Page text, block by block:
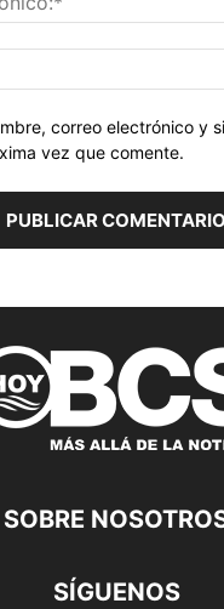
correo electrónico y
vez que comente.
SOBRE
SÍGUENOS